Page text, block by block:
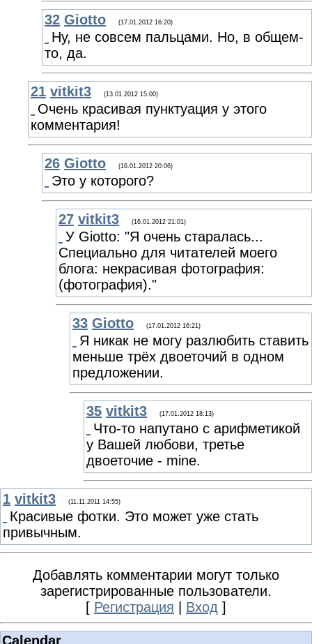
32 Giotto (17.01.2012 16:20)
Ну, не совсем пальцами. Но, в общем-
то, да.
21 vitkit3 (13.01.2012 15:00)
Очень красивая пунктуация у этого
комментария!
26 Giotto (16.01.2012 20:06)
Это у которого?
27 vitkit3 (16.01.2012 21:01)
У Giotto: "Я очень старалась...
Специально для читателей моего
блога: некрасивая фотография:
(фотография)."
33 Giotto (17.01.2012 16:21)
Я никак не могу разлюбить ставить
меньше трёх двоеточий в одном
предложении.
35 vitkit3 (17.01.2012 18:13)
Что-то напутано с арифметикой
у Вашей любови, третье
двоеточие - mine.
1 vitkit3 (11.11.2011 14:55)
Красивые фотки. Это может уже стать
привычным.
Добавлять комментарии могут только
зарегистрированные пользователи.
[ Регистрация Вход ]
Calendar